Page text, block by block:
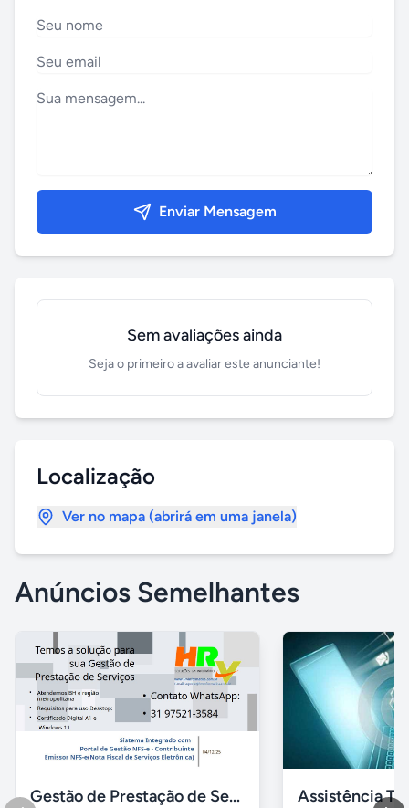
Enviar Mensagem
Sem avaliações ainda
Seja o primeiro a avaliar este anunciante!
Localização
Ver no mapa (abrirá em uma janela)
Anúncios Semelhantes
Gestão de Prestação de Serviços NFS-e Emissor Nacional